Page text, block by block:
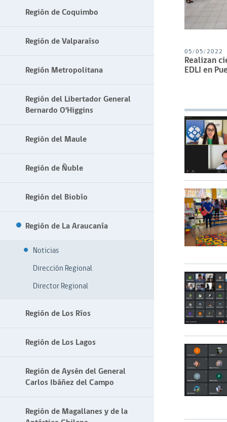
Región de Coquimbo
Región de Valparaíso
Región Metropolitana
Región del Libertador General
Bernardo O'Higgins
Región del Maule
Región de Ñuble
Región del Biobío
Región de La Araucanía
Noticias
Dirección Regional
Director Regional
Región de Los Ríos
Región de Los Lagos
Región de Aysén del General
Carlos Ibáñez del Campo
Región de Magallanes y de la
05/05/2022
Realizan
EDLI en